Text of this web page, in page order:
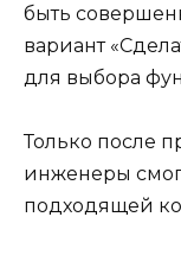
быть
вариант
для выбора
Только после
инженеры
подходящей